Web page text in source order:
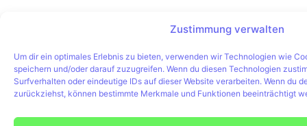
Zustimmung verwalten
Um dir ein optimales Erlebnis zu bieten, verwenden wir Technologien wie
speichern und/oder darauf zuzugreifen. Wenn du diesen Technologien
Surfverhalten oder eindeutige IDs auf dieser Website verarbeiten. Wenn du
zurückziehst, können bestimmte Merkmale und Funktionen beeinträchtigt